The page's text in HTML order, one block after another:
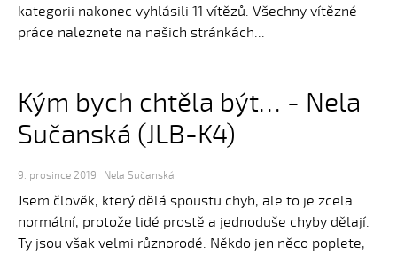
kategorii nakonec vyhlásili 11 vítězů. Všechny vítězné
práce naleznete na našich stránkách...
Kým bych chtěla být… - Nela
Sučanská (JLB-K4)
9. prosince 2019 Nela Sučanská
Jsem člověk, který dělá spoustu chyb, ale to je zcela
normální, protože lidé prostě a jednoduše chyby dělají.
Ty jsou však velmi různorodé. Někdo jen něco poplete,